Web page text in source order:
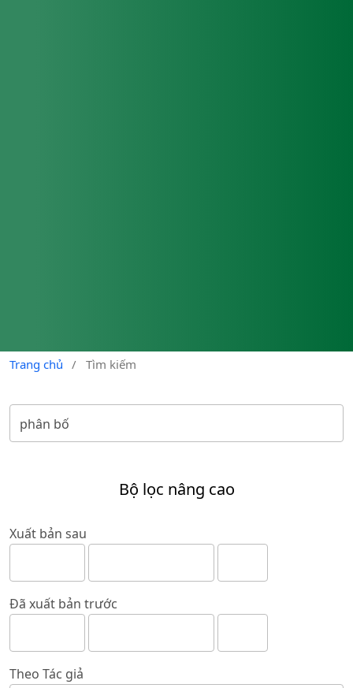
Trang chủ / Tìm kiếm
Bộ lọc nâng cao
Xuất bản sau
Đã xuất bản trước
Theo Tác giả